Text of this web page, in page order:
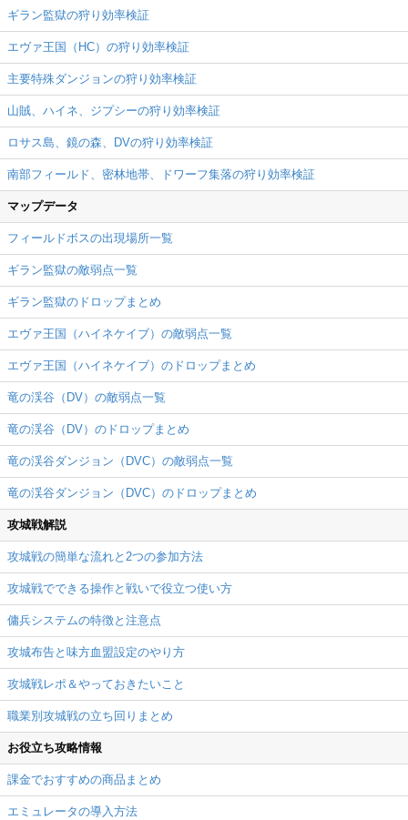
ギラン監獄の狩り効率検証
エヴァ王国（HC）の狩り効率検証
主要特殊ダンジョンの狩り効率検証
山賊、ハイネ、ジプシーの狩り効率検証
ロサス島、鏡の森、DVの狩り効率検証
南部フィールド、密林地帯、ドワーフ集落の狩り効率検証
マップデータ
フィールドボスの出現場所一覧
ギラン監獄の敵弱点一覧
ギラン監獄のドロップまとめ
エヴァ王国（ハイネケイブ）の敵弱点一覧
エヴァ王国（ハイネケイブ）のドロップまとめ
竜の渓谷（DV）の敵弱点一覧
竜の渓谷（DV）のドロップまとめ
竜の渓谷ダンジョン（DVC）の敵弱点一覧
竜の渓谷ダンジョン（DVC）のドロップまとめ
攻城戦解説
攻城戦の簡単な流れと2つの参加方法
攻城戦でできる操作と戦いで役立つ使い方
傭兵システムの特徴と注意点
攻城布告と味方血盟設定のやり方
攻城戦レポ＆やっておきたいこと
職業別攻城戦の立ち回りまとめ
お役立ち攻略情報
課金でおすすめの商品まとめ
エミュレータの導入方法